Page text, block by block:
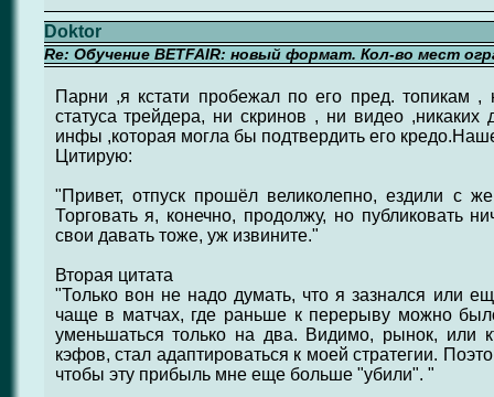
Doktor
Re: Обучение BETFAIR: новый формат. Кол-во мест
Парни ,я кстати пробежал по его пред. топикам ,
статуса трейдера, ни скринов , ни видео ,никаких
инфы ,которая могла бы подтвердить его
Цитирую:
"Привет, отпуск прошёл великолепно, ездили с
Торговать я, конечно, продолжу, но публиковать
свои давать тоже, уж извините."
Вторая цитата
"Только вон не надо думать, что я зазнался или
чаще в матчах, где раньше к перерыву можно
уменьшаться только на два. Видимо, рынок, или
кэфов, стал адаптироваться к моей стратегии.
чтобы эту прибыль мне еще больше "убили". "